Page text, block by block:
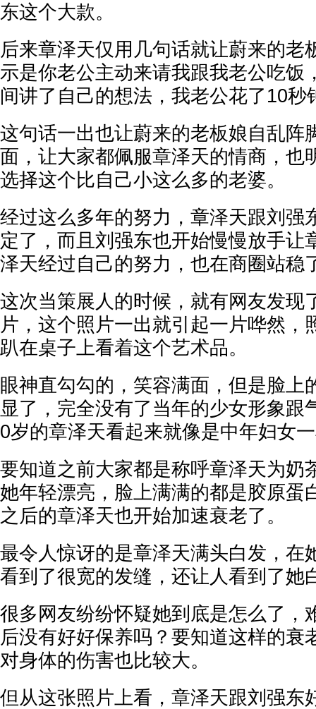
东这个大款。
后来章泽天仅用几句话就让蔚来的老
示是你老公主动来请我跟我老公吃饭
间讲了自己的想法，我老公花了10秒
这句话一出也让蔚来的老板娘自乱阵
面，让大家都佩服章泽天的情商，也
选择这个比自己小这么多的老婆。
经过这么多年的努力，章泽天跟刘强
定了，而且刘强东也开始慢慢放手让
泽天经过自己的努力，也在商圈站稳
这次当策展人的时候，就有网友发现
片，这个照片一出就引起一片哗然，
趴在桌子上看着这个艺术品。
眼神直勾勾的，笑容满面，但是脸上
显了，完全没有了当年的少女形象跟
0岁的章泽天看起来就像是中年妇女
要知道之前大家都是称呼章泽天为奶
她年轻漂亮，脸上满满的都是胶原蛋
之后的章泽天也开始加速衰老了。
最令人惊讶的是章泽天满头白发，在
看到了很宽的发缝，还让人看到了她
很多网友纷纷怀疑她到底是怎么了，
后没有好好保养吗？要知道这样的衰
对身体的伤害也比较大。
但从这张照片上看，章泽天跟刘强东